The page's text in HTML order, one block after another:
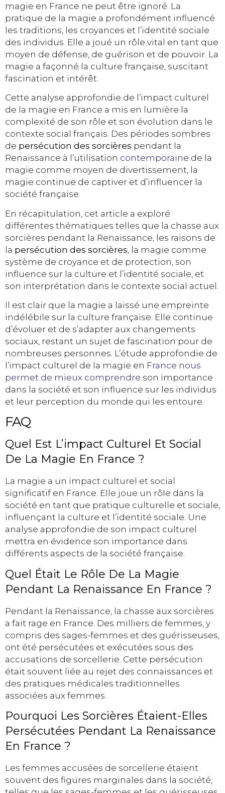
magie en France ne peut être ignoré. La
pratique de la magie a profondément influencé
les traditions, les croyances et l’identité sociale
des individus. Elle a joué un rôle vital en tant que
moyen de défense, de guérison et de pouvoir. La
magie a façonné la culture française, suscitant
fascination et intérêt.
Cette analyse approfondie de l’impact culturel
de la magie en France a mis en lumière la
complexité de son rôle et son évolution dans le
contexte social français. Des périodes sombres
de persécution des sorcières pendant la
Renaissance à l’utilisation contemporaine de la
magie comme moyen de divertissement, la
magie continue de captiver et d’influencer la
société française.
En récapitulation, cet article a exploré
différentes thématiques telles que la chasse aux
sorcières pendant la Renaissance, les raisons de
la persécution des sorcières , la magie comme
système de croyance et de protection, son
influence sur la culture et l’identité sociale, et
son interprétation dans le contexte social actuel.
Il est clair que la magie a laissé une empreinte
indélébile sur la culture française. Elle continue
d’évoluer et de s’adapter aux changements
sociaux, restant un sujet de fascination pour de
nombreuses personnes. L’étude approfondie de
l’impact culturel de la magie en France nous
permet de mieux comprendre son importance
dans la société et son influence sur les individus
et leur perception du monde qui les entoure.
FAQ
Quel Est L’impact Culturel Et Social
De La Magie En France ?
La magie a un impact culturel et social
significatif en France. Elle joue un rôle dans la
société en tant que pratique culturelle et sociale,
influençant la culture et l’identité sociale. Une
analyse approfondie de son impact culturel
mettra en évidence son importance dans
différents aspects de la société française.
Quel Était Le Rôle De La Magie
Pendant La Renaissance En France ?
Pendant la Renaissance, la chasse aux sorcières
a fait rage en France. Des milliers de femmes, y
compris des sages-femmes et des guérisseuses,
ont été persécutées et exécutées sous des
accusations de sorcellerie. Cette persécution
était souvent liée au rejet des connaissances et
des pratiques médicales traditionnelles
associées aux femmes.
Pourquoi Les Sorcières Étaient-Elles
Persécutées Pendant La Renaissance
En France ?
Les femmes accusées de sorcellerie étaient
souvent des figures marginales dans la société,